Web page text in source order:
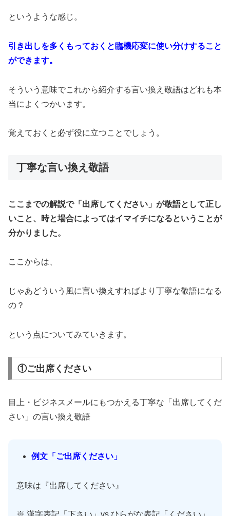
というような感じ。
引き出しを多くもっておくと臨機応変に使い分けすること
ができます。
そういう意味でこれから紹介する言い換え敬語はどれも本
当によくつかいます。
覚えておくと必ず役に立つことでしょう。
丁寧な言い換え敬語
ここまでの解説で「出席してください」が敬語として正し
いこと、時と場合によってはイマイチになるということが
分かりました。
ここからは、
じゃあどういう風に言い換えすればより丁寧な敬語になる
の？
という点についてみていきます。
①ご出席ください
目上・ビジネスメールにもつかえる丁寧な「出席してくだ
さい」の言い換え敬語
例文「ご出席ください」
意味は『出席してください』